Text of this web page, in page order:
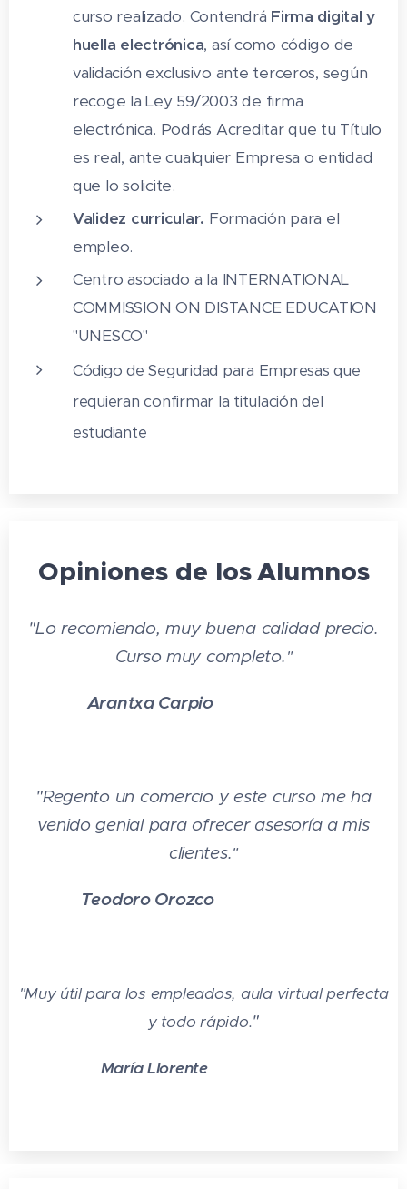
17. Queso de Murcia
18. Flor de Guía
19. Queso Ibores
20. Queso Majorero
21. Queso Manchego
23. Queso Palmero
24. Queso Tetilla
25. Queso Zamorano
28. San Simón da Costa
de Origen
curso realizado. Contendrá Firma digital y
huella electrónica, así como código de
validación exclusivo ante terceros, según
recoge la Ley 59/2003 de firma
electrónica. Podrás Acreditar que tu Título
es real, ante cualquier Empresa o entidad
que lo solicite.
Validez curricular. Formación para el
empleo.
Centro asociado a la INTERNATIONAL
COMMISSION ON DISTANCE EDUCATION
"UNESCO"
Código de Seguridad para Empresas que
requieran confirmar la titulación del
estudiante
Opiniones de losAlumnos
"Lo recomiendo, muy buena calidad precio.
Curso muy completo."
Arantxa Carpio
"Regento un comercio y este curso me ha
venido genial para ofrecer asesoría a mis
clientes."
Teodoro Orozco
"Muy útil para los empleados, aula virtual perfecta
y todo rápido."
María Llorente